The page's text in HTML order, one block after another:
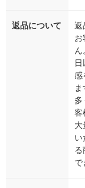
返品について
返
お
ん
感
多
客
大
い
る
で